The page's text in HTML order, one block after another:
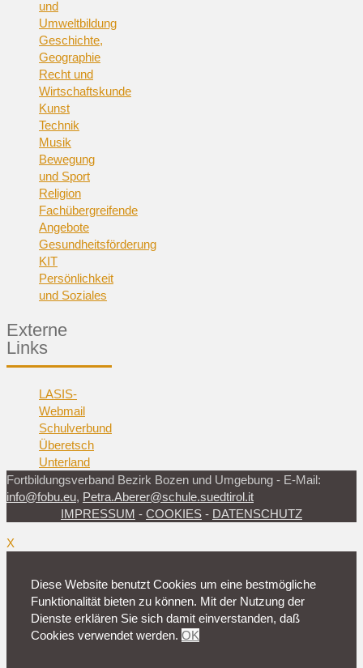
und
Umweltbildung
Geschichte,
Geographie
Recht und
Wirtschaftskunde
Kunst
Technik
Musik
Bewegung
und Sport
Religion
Fachübergreifende
Angebote
Gesundheitsförderung
KIT
Persönlichkeit
und Soziales
Externe
Links
LASIS-
Webmail
Schulverbund
Überetsch
Unterland
Fortbildungsverband Bezirk Bozen und Umgebung - E-Mail:
info@fobu.eu, Petra.Aberer@schule.suedtirol.it
IMPRESSUM - COOKIES - DATENSCHUTZ
X
Diese Website benutzt Cookies um eine bestmögliche
Funktionalität bieten zu können. Mit der Nutzung der
Dienste erklären Sie sich damit einverstanden, daß
Cookies verwendet werden. OK